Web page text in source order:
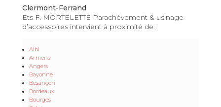
Clermont-Ferrand
Ets F. MORTELETTE Parachèvement & usinage
d’accessoires intervient à proximité de :
Albi
Amiens
Angers
Bayonne
Besançon
Bordeaux
Bourges